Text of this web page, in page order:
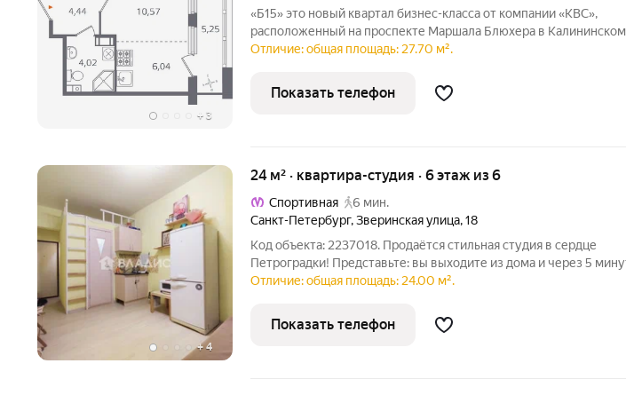
+ 3
«Б15» это новый квартал бизнес-класса от компании «КВС»,
расположенный на проспекте Маршала Блюхера в Калининском
районе. Уникальная локация сочетает в себе близость к
зонам Калининского
Отличие: общая площадь: 27.70 м².
Показать телефон
+4
24 м² · квартира-студия · 6 этаж из 6
Спортивная
6 мин.
Санкт-Петербург,Зверинская улица,18
Код объекта: 2237018. Продаётся стильная студия в сердце
Петроградки! Представьте: вы выходите из дома и через 5 минут
уже на станции метро. А вокруг вся красота исторического
площадь,
Отличие: общая площадь: 24.00 м².
Показать телефон